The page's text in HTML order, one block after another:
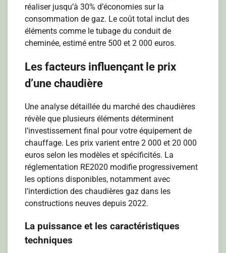
réaliser jusqu’à 30% d’économies sur la
consommation de gaz. Le coût total inclut des
éléments comme le tubage du conduit de
cheminée, estimé entre 500 et 2 000 euros.
Les facteurs influençant le prix
d’une chaudière
Une analyse détaillée du marché des chaudières
révèle que plusieurs éléments déterminent
l’investissement final pour votre équipement de
chauffage. Les prix varient entre 2 000 et 20 000
euros selon les modèles et spécificités. La
réglementation RE2020 modifie progressivement
les options disponibles, notamment avec
l’interdiction des chaudières gaz dans les
constructions neuves depuis 2022.
La puissance et les caractéristiques
techniques